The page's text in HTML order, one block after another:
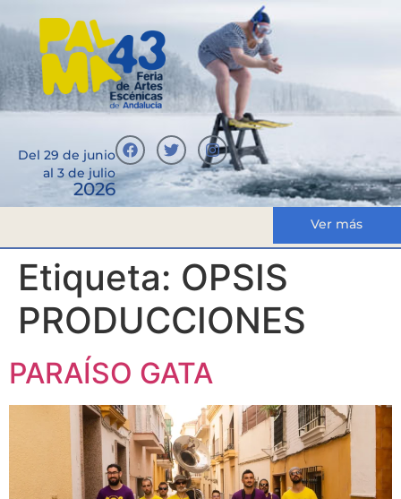
Del 29 de junio
al 3 de julio
2026
Ver más
Etiqueta: OPSIS
PRODUCCIONES
PARAÍSO GATA